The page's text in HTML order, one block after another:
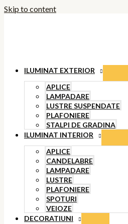
Skip to content
ILUMINAT EXTERIOR
APLICE
LAMPADARE
LUSTRE SUSPENDATE
PLAFONIERE
STALPI DE GRADINA
ILUMINAT INTERIOR
APLICE
CANDELABRE
LAMPADARE
LUSTRE
PLAFONIERE
SPOTURI
VEIOZE
DECORATIUNI